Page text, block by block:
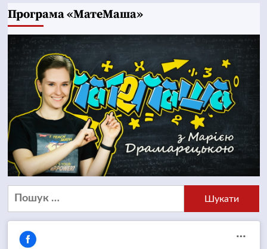
Програма «МатеМаша»
Пошук: